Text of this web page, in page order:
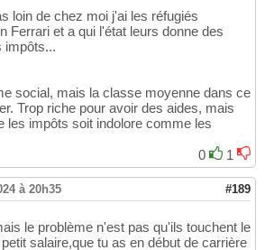
loin de chez moi j'ai les réfugiés
Ferrari et a qui l'état leurs donne des
impôts...
social, mais la classe moyenne dans ce
Trop riche pour avoir des aides, mais
les impôts soit indolore comme les
0
1
à 20h35 #189
le problème n'est pas qu'ils touchent le
salaire,que tu as en début de carrière